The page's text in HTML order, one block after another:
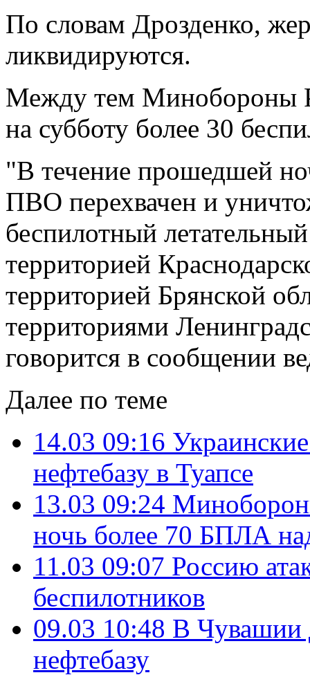
По словам Дрозденко,
ликвидируются.
Между тем Минобороны
на субботу более 30
"В течение прошедшей
ПВО перехвачен и
беспилотный
территорией
территорией Брянской
территориями
говорится в сообщении
Далее по теме
14.03 09:16
нефтебазу в Туапсе
13.03 09:24
ночь более 70 БПЛА
11.03 09:07 Россию
беспилотников
09.03 10:48 В Чувашии
нефтебазу